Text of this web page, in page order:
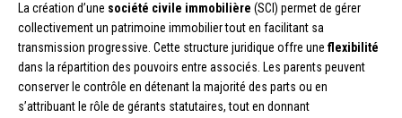
La création d’une société civile immobilière (SCI) permet de gérer
collectivement un patrimoine immobilier tout en facilitant sa
transmission progressive. Cette structure juridique offre une flexibilité
dans la répartition des pouvoirs entre associés. Les parents peuvent
conserver le contrôle en détenant la majorité des parts ou en
s’attribuant le rôle de gérants statutaires, tout en donnant